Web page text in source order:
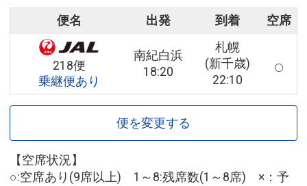
便名 出発 到着 空席
218便
乗継便あり
南紀白浜
18:20
札幌
(新千歳)
22:10
便を変更する
【空席状況】
○:空席あり(9席以上) 1～8:残席数(1～8席) ×：予